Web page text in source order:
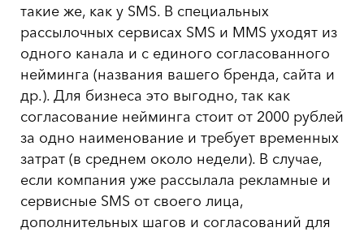
такие же, как у SMS. В специальных
рассылочных сервисах SMS и MMS уходят из
одного канала и с единого согласованного
нейминга (названия вашего бренда, сайта и
др.). Для бизнеса это выгодно, так как
согласование нейминга стоит от 2000 рублей
за одно наименование и требует временных
затрат (в среднем около недели). В случае,
если компания уже рассылала рекламные и
сервисные SMS от своего лица,
дополнительных шагов и согласований для